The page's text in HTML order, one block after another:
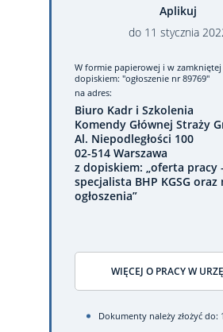
Aplikuj
do 11 stycznia
W formie papierowej i w
dopiskiem: "ogłoszenie nr 89769"
na adres:
Biuro Kadr i Szkolenia
Komendy Głównej Straży
Al. Niepodległości 100
02-514 Warszawa
z dopiskiem: „oferta pracy
specjalista BHP KGSG oraz
ogłoszenia”
WIĘCEJ O PRACY W
Dokumenty należy złożyć do: